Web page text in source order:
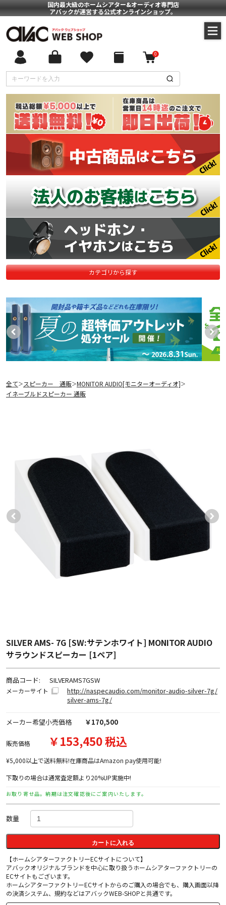
国内最大級のホームシアター&オーディオ専門店
アバックが運営する公式オンラインショップ。
0
カテゴリから探す
全て＞ スピーカー 通販＞MONITOR AUDIO[モニターオーディオ]＞
イネーブルドスピーカー 通販
SILVER AMS- 7G [SW:サテンホワイト] MONITOR AUDIO
サラウンドスピーカー [1ペア]
商品コード: SILVERAMS7GSW
メーカーサイト
http://naspecaudio.com/monitor-audio-silver-7g/
silver-ams-7g/
メーカー希望小売価格 ￥170,500
販売価格 ￥153,450 税込
¥5,000以上で送料無料!在庫商品はAmazon pay使用可能!
下取りの場合は通常査定額より20%UP実施中!
お取り寄せ品。納期は注文確認後にご案内いたします。
数量
カートに入れる
【ホームシアターファクトリーECサイトについて】
アバックオリジナルブランドを中心に取り扱うホームシアターファクトリーの
ECサイトもございます。
ホームシアターファクトリーECサイトからのご購入の場合でも、購入画面以降
の決済システム、規約などはアバックWEB-SHOPと共通です。